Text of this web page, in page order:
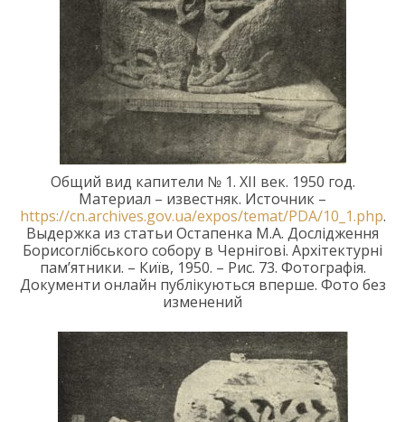
Общий вид капители № 1. XII век. 1950 год.
Материал – известняк. Источник –
https://cn.archives.gov.ua/expos/temat/PDA/10_1.php.
Выдержка из статьи Остапенка М.А. Дослідження
Борисоглібського собору в Чернігові. Архітектурні
пам’ятники. – Київ, 1950. – Рис. 73. Фотографія.
Документи онлайн публікуються вперше. Фото без
изменений